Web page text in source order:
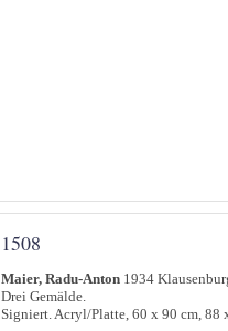
1508
Maier, Radu-Anton 1934
Drei Gemälde.
Signiert. Acryl/Platte, 60 x 90 cm, 88